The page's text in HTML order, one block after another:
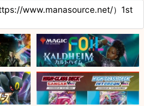
www.manasource.net/）1st